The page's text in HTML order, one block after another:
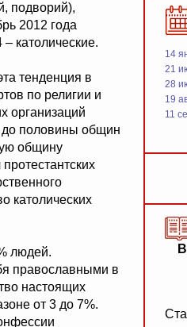
подворий),
2012 года
католические.
тенденция в
по религии и
организаций
до половины общин
общину
католических
людей.
православными в
настоящих
от 3 до 7%.
14
21
28
19
11